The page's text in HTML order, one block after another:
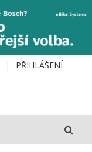
PŘIHLÁŠENÍ